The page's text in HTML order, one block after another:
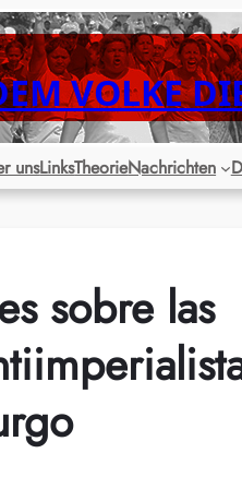
VOLKE
unsLinksTheorieNachrichten
sobre las